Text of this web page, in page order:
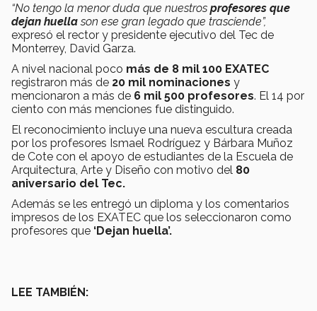
“No tengo la menor duda que nuestros profesores que
dejan huellason ese gran legado que trasciende”,
expresó el rector y presidente ejecutivo del Tec de
Monterrey, David Garza.
A nivel nacional poco más de 8 mil 100 EXATEC
registraron más de 20 mil nominaciones y
mencionaron a más de 6 mil 500 profesores. El 14 por
ciento con más menciones fue distinguido.
El reconocimiento incluye una nueva escultura creada
por los profesores Ismael Rodríguez y Bárbara Muñoz
de Cote con el apoyo de estudiantes de la Escuela de
Arquitectura, Arte y Diseño con motivo del 80
aniversario del Tec.
Además se les entregó un diploma y los comentarios
impresos de los EXATEC que los seleccionaron como
profesores que ‘Dejan huella’.
LEE TAMBIÉN: